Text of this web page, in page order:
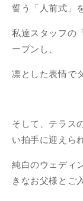
誓う「人前式」
私達スタッフの
ープンし、
凛とした表情で
そして、テラス
い拍手に迎えら
純白のウェディ
きなお父様とご